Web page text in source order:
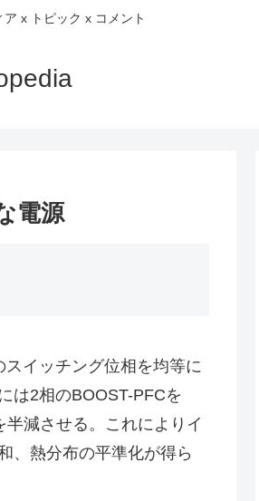
x トピック x コメント
電源
イッチング位相を均等に
は2相のBOOST-PFCを
減させる。これによりイ
、熱分布の平準化が得ら